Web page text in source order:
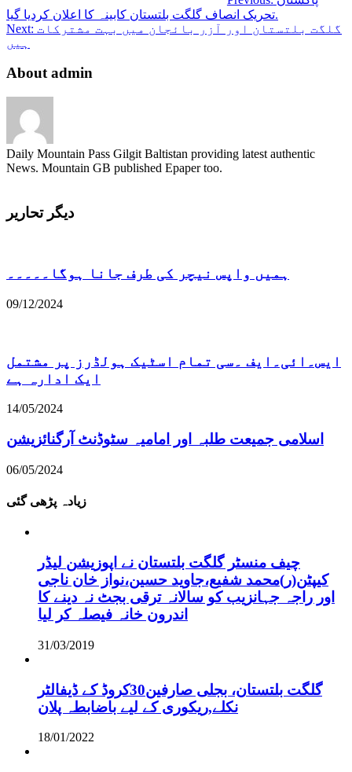
تحریک انصاف گلگت بلتستان کابینہ کا اعلان کردیا گیا.
Next:
ہیں
About admin
Daily Mountain Pass Gilgit Baltistan providing latest authentic
News. Mountain GB published Epaper too.
دیگر تحاریر
ہمیں واپس نیچر کی طرف جانا ہوگا۔۔۔۔۔
09/12/2024
ایس۔ائی۔ایف ۔سی تمام اسٹیک ہولڈرز پر مشتمل
ایک ادارہ ہے
14/05/2024
اسلامی جمیعت طلبہ اور امامیہ سٹوڈنٹ آرگنائزیشن
06/05/2024
زیادہ پڑھی گئی
چیف منسٹر گلگت بلتستان نے اپوزیشن لیڈر
کیپٹن(ر)محمد شفیع،جاوید حسین،نواز خان ناجی
اور راجہ جہانزیب کو سالانہ ترقی بجٹ نہ دینے کا
اندرون خانہ فیصلہ کر لیا
31/03/2019
گلگت بلتستان، بجلی صارفین30کروڈ کے ڈیفالٹر
نکلے,ریکوری کے لیے باضابطہ پلان
18/01/2022